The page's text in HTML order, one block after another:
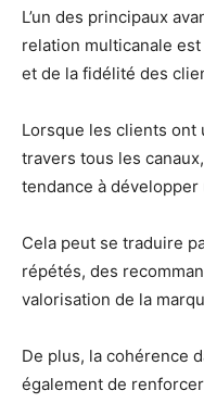
L’un des principaux
relation multicanale
et de la fidélité des
Lorsque les clients ont
travers tous les
tendance à
Cela peut se traduire
répétés, des
valorisation de la
De plus, la cohérence
également de